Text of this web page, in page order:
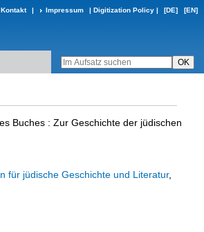
Kontakt | Impressum | Digitization Policy | [DE] [EN]
Buches : Zur Geschichte der jüdischen
für jüdische Geschichte und Literatur,